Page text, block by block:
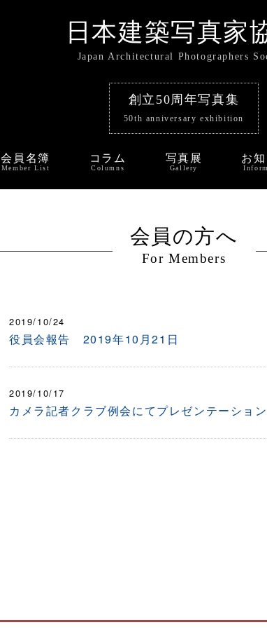
日本建築写真家
Japan Architectural Photographers
創立50周年写真集
50th anniversary exhibition
会員名簿
Member List
コラム
Columns
写真展
Gallery
お
会員の方へ
For Members
2019/10/24
役員会報告 2019年10月21日
2019/10/17
カメラ記者クラブ例会にてプレゼンテーション